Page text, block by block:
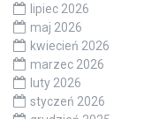
lipiec 2026
maj 2026
kwiecień 2026
marzec 2026
luty 2026
styczeń 2026